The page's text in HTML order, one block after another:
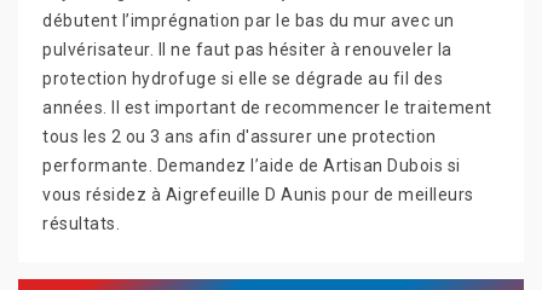
débutent l’imprégnation par le bas du mur avec un
pulvérisateur. Il ne faut pas hésiter à renouveler la
protection hydrofuge si elle se dégrade au fil des
années. Il est important de recommencer le traitement
tous les 2 ou 3 ans afin d'assurer une protection
performante. Demandez l’aide de Artisan Dubois si
vous résidez à Aigrefeuille D Aunis pour de meilleurs
résultats.